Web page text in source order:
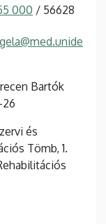
000 / 56628
Bartók
és
Tömb, 1.